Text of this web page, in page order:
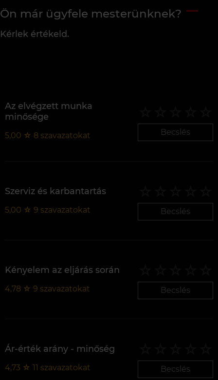
Ön már ügyfele mesterünknek?
Kérlek értékeld.
Az elvégzett munka
minősége
5,00 ☆ 8 szavazatokat Becslés
Szerviz és karbantartás
5,00 ☆ 9 szavazatokat Becslés
Kényelem az eljárás során
4,78 ☆ 9 szavazatokat Becslés
Ár-érték arány - minőség
4,73 ☆ 11 szavazatokat Becslés